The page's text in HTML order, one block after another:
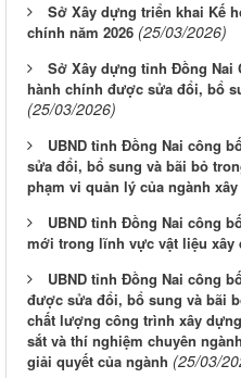
Sở Xây dựng triển khai Kế
chính năm 2026 (25/03/2026)
Sở Xây dựng tỉnh Đồng Nai
hành chính được sửa đổi, bổ
(25/03/2026)
UBND tỉnh Đồng Nai công
sửa đổi, bổ sung và bãi bỏ
phạm vi quản lý của ngành
UBND tỉnh Đồng Nai công
mới trong lĩnh vực vật liệu xây
UBND tỉnh Đồng Nai công
được sửa đổi, bổ sung và bãi
chất lượng công trình xây
sắt và thí nghiệm chuyên
giải quyết của ngành (25/03/